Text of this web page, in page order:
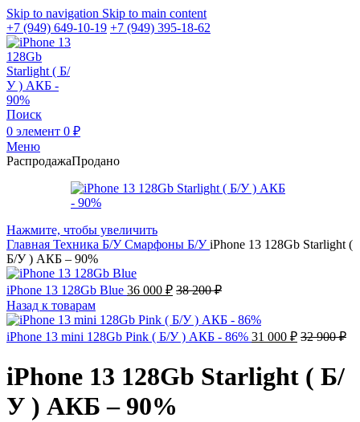
Skip to navigation Skip to main content
+7 (949) 649-10-19 +7 (949) 395-18-62
Поиск
0 элемент 0 ₽
Меню
РаспродажаПродано
Нажмите, чтобы увеличить
Главная Техника Б/УСмарфоны Б/УiPhone 13 128Gb Starlight (
Б/У ) АКБ – 90%
iPhone 13 128Gb Blue 36 000 ₽ 38 200₽
Назад к товарам
iPhone 13 mini 128Gb Pink ( Б/У ) АКБ - 86% 31 000 ₽ 32 900₽
iPhone 13 128Gb Starlight ( Б/
У ) АКБ – 90%